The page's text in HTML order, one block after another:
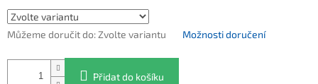
Můžeme doručit do:Zvolte variantu Možnosti doručení
Přidat do košíku